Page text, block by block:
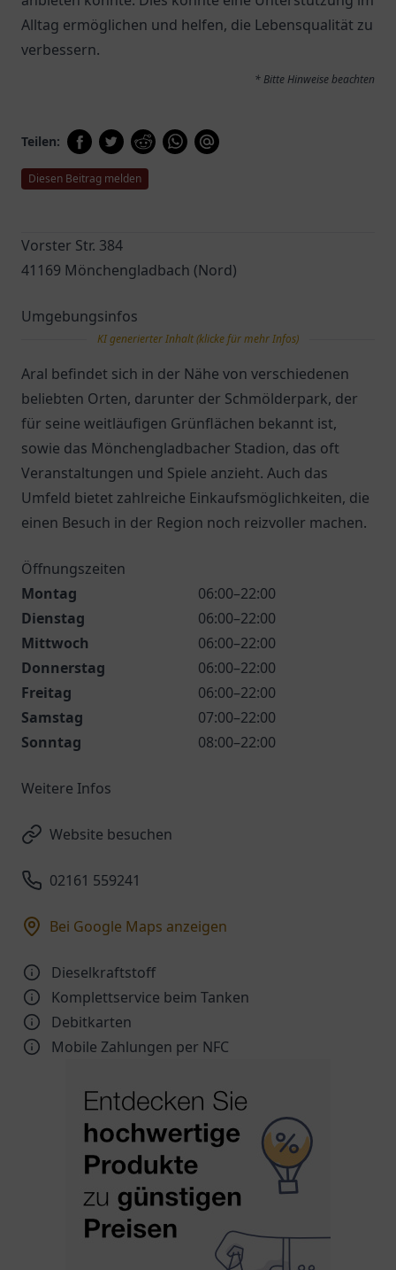
Alltag ermöglichen und helfen, die Lebensqualität zu
verbessern.
* Bitte Hinweise beachten
Teilen:
Diesen Beitrag melden
Vorster Str. 384
41169 Mönchengladbach (Nord)
Umgebungsinfos
KI generierter Inhalt (klicke für mehr Infos)
Aral befindet sich in der Nähe von verschiedenen
beliebten Orten, darunter der Schmölderpark, der
für seine weitläufigen Grünflächen bekannt ist,
sowie das Mönchengladbacher Stadion, das oft
Veranstaltungen und Spiele anzieht. Auch das
Umfeld bietet zahlreiche Einkaufsmöglichkeiten, die
einen Besuch in der Region noch reizvoller machen.
Öffnungszeiten
Montag
06:00–22:00
Dienstag
06:00–22:00
Mittwoch
06:00–22:00
Donnerstag
06:00–22:00
Freitag
06:00–22:00
Samstag
07:00–22:00
Sonntag
08:00–22:00
Weitere Infos
Website besuchen
02161 559241
Bei Google Maps anzeigen
Dieselkraftstoff
Komplettservice beim Tanken
Debitkarten
Mobile Zahlungen per NFC